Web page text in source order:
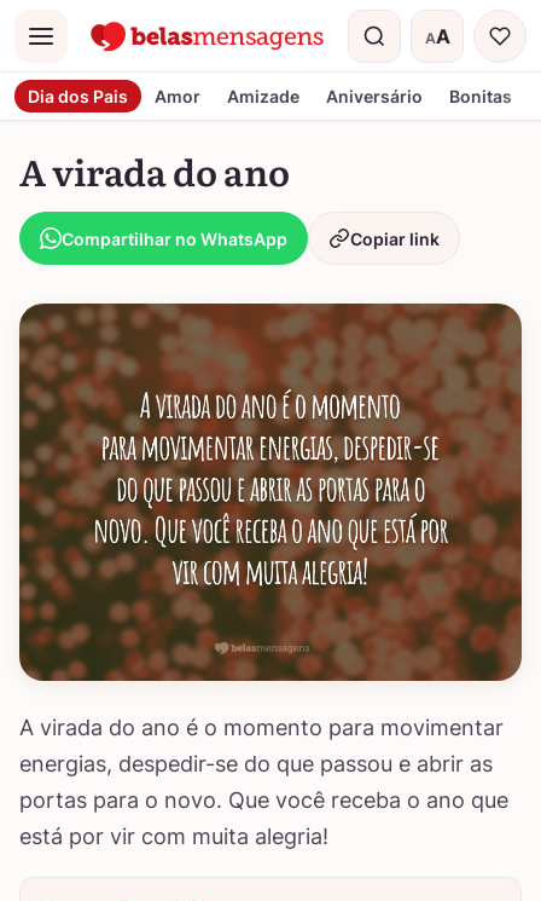
Menu AA
Tamanho do
Dia dos Pais Amor Amizade Aniversário Bonitas
A virada do ano
Compartilhar no WhatsApp Copiar link
A virada do ano é o momento para movimentar
energias, despedir-se do que passou e abrir as
portas para o novo. Que você receba o ano que
está por vir com muita alegria!